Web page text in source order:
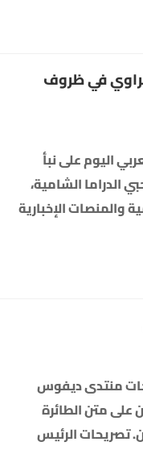
في ظروف
اليوم على نبأ
الدراما الشامية،
والمنصات الإخبارية
منتدى ديفوس
على متن الطائرة
تصريحات الرئيس